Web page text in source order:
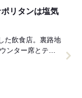
リタンは塩気
た飲食店。裏路地